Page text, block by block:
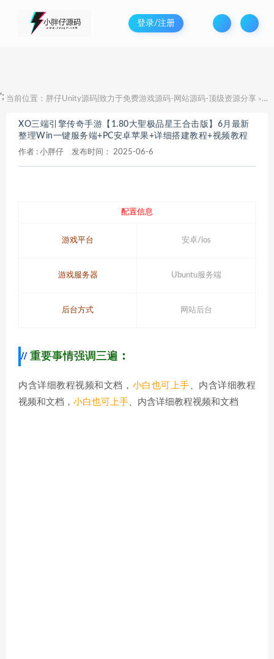
登录/注册
'; 当前位置： 胖仔Unity源码|致力于免费游戏源码-网站源码-顶级资源分享 >
XO三端引擎传奇手游【1.80大聖极品星王合击版】6月最新
整理Win一键服务端+PC安卓苹果+详细搭建教程+视频教程
作者 : 小胖仔 发布时间： 2025-06-6
配置信息
游戏平台 安卓/ios
游戏服务器 Ubuntu服务端
后台方式 网站后台
重要事情强调三遍 ：
内含详细教程视频和文档， 小白也可上手 、内含详细教程
视频和文档， 小白也可上手、内含详细教程视频和文档